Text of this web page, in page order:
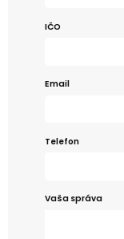
IČO
Email
Telefon
Vaša správa